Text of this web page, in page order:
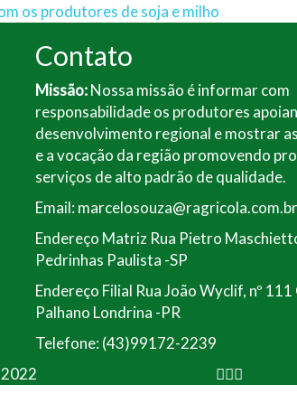
os produtores de soja e milho
Contato
Missão:Nossa missão é informar com
responsabilidade os produtores
desenvolvimento regional e mostrar
e a vocação da região promovendo
serviços de alto padrão de qualidade.
Email: marcelosouza@ragricola.com.br
Endereço Matriz Rua Pietro
Pedrinhas Paulista -SP
Endereço Filial Rua João Wyclif, nº 111
Palhano Londrina -PR
Telefone: (43)99172-2239